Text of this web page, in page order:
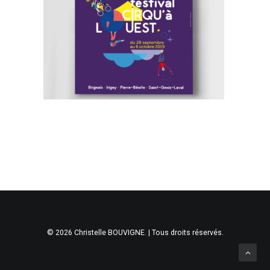
© 2026 Christelle BOUVIGNE. | Tous droits réservés.